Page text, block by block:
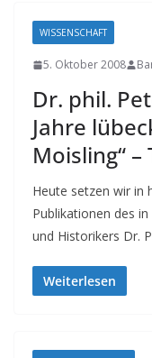
WISSENSCHAFT
5. Oktober 2008
Dr. phil.
Jahre
Moisling“ –
Heute setzen wir in
Publikationen des
und Historikers Dr.
Weiterlesen